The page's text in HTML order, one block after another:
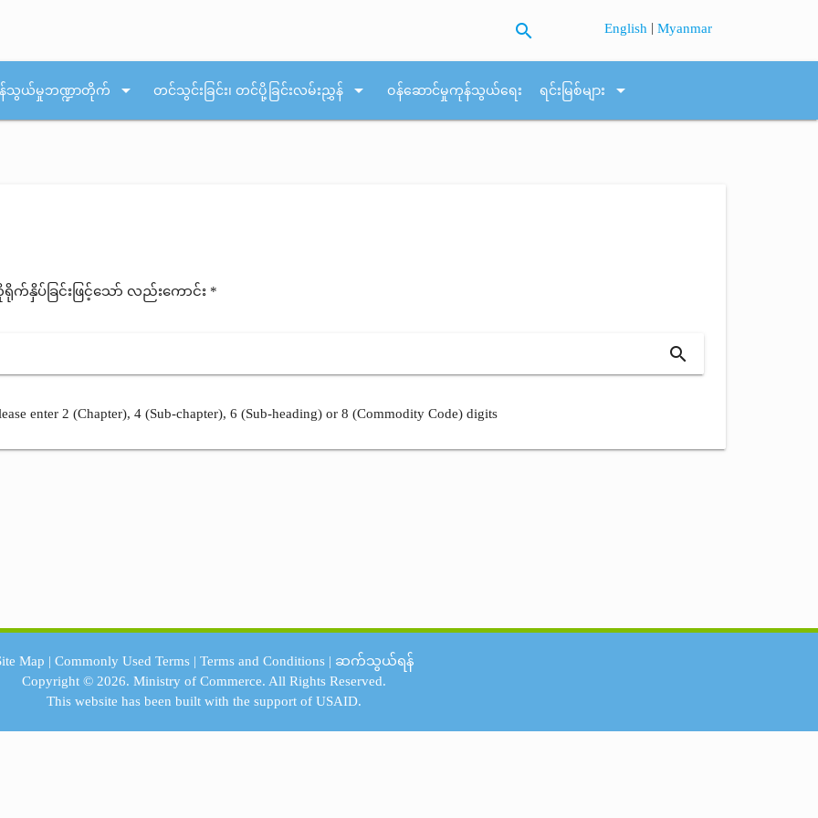
search English |Myanmar
သွယ်မှုဘဏ္ဍာတိုက် arrow_drop_down တင်သွင်းခြင်း၊ တင်ပို့ခြင်းလမ်းညွှန် arrow_drop_down ဝန်ဆောင်မှုကုန်သွယ်ရေး ရင်းမြစ်များ arrow_drop_down
နှိပ်ခြင်းဖြင့်သော် လည်းကောင်း *
search
enter 2 (Chapter), 4 (Sub-chapter), 6 (Sub-heading) or 8 (Commodity Code) digits
Map | Commonly Used Terms| Terms and Conditions| ဆက်သွယ်ရန်
Copyright © 2026.Ministry of Commerce. All Rights Reserved.
This website has been built with the support ofUSAID.